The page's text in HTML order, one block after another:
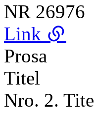
NR 26976
Link
Prosa
Titel
Nro. 2.